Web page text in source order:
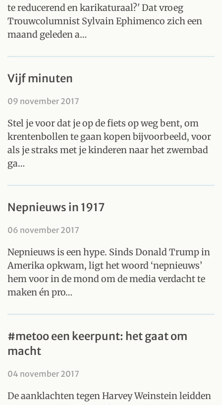
te reducerend en karikaturaal?' Dat vroeg
Trouwcolumnist Sylvain Ephimenco zich een
maand geleden a…
Vijf minuten
09 november 2017
Stel je voor dat je op de fiets op weg bent, om
krentenbollen te gaan kopen bijvoorbeeld, voor
als je straks met je kinderen naar het zwembad
ga…
Nepnieuws in 1917
06 november 2017
Nepnieuws is een hype. Sinds Donald Trump in
Amerika opkwam, ligt het woord ‘nepnieuws’
hem voor in de mond om de media verdacht te
maken én pro…
#metoo een keerpunt: het gaat om
macht
04 november 2017
De aanklachten tegen Harvey Weinstein leidden